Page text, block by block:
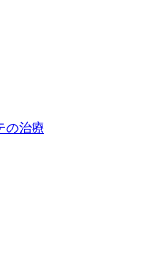
治療